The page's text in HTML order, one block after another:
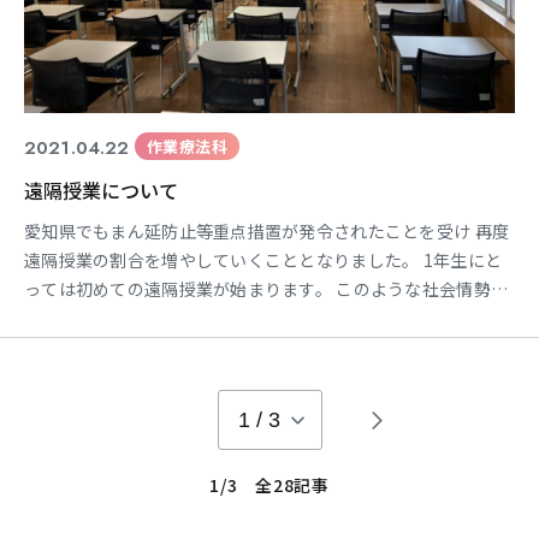
2021.04.22 作業療法科
遠隔授業について
愛知県でもまん延防止等重点措置が発令されたことを受け 再度
遠隔授業の割合を増やしていくこととなりました。 1年生にと
っては初めての遠隔授業が始まります。 このような社会情勢の
1 / 3
1/3 全28記事